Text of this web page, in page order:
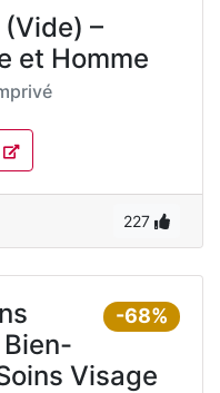
–
et Homme
227
-68%
Visage